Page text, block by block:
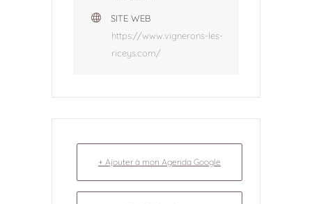
SITE WEB
https://www.vignerons-les-
riceys.com/
+ Ajouter à mon Agenda Google